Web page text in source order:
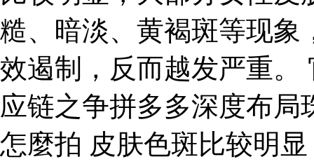
糙、暗淡、黄褐斑等现象
效遏制，反而越发严重。
应链之争拼多多深度布
怎麼拍 皮肤色斑比较明